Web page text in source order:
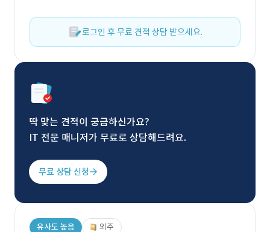
로그인 후 무료 견적 상담 받으세요.
딱 맞는 견적이 궁금하신가요?
IT 전문 매니저가 무료로 상담해드려요.
무료 상담 신청
유사도 높음 외주